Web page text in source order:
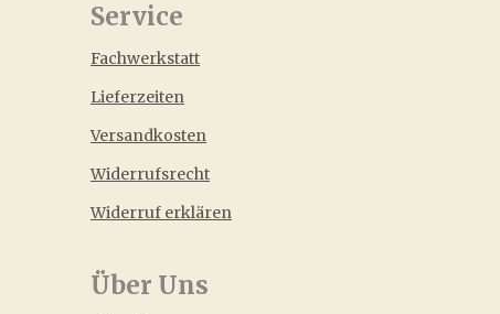
Service
Fachwerkstatt
Lieferzeiten
Versandkosten
Widerrufsrecht
Widerruf erklären
Über Uns